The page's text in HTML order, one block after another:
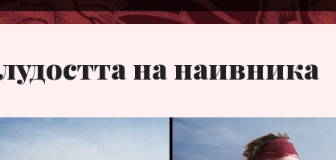
на наивника